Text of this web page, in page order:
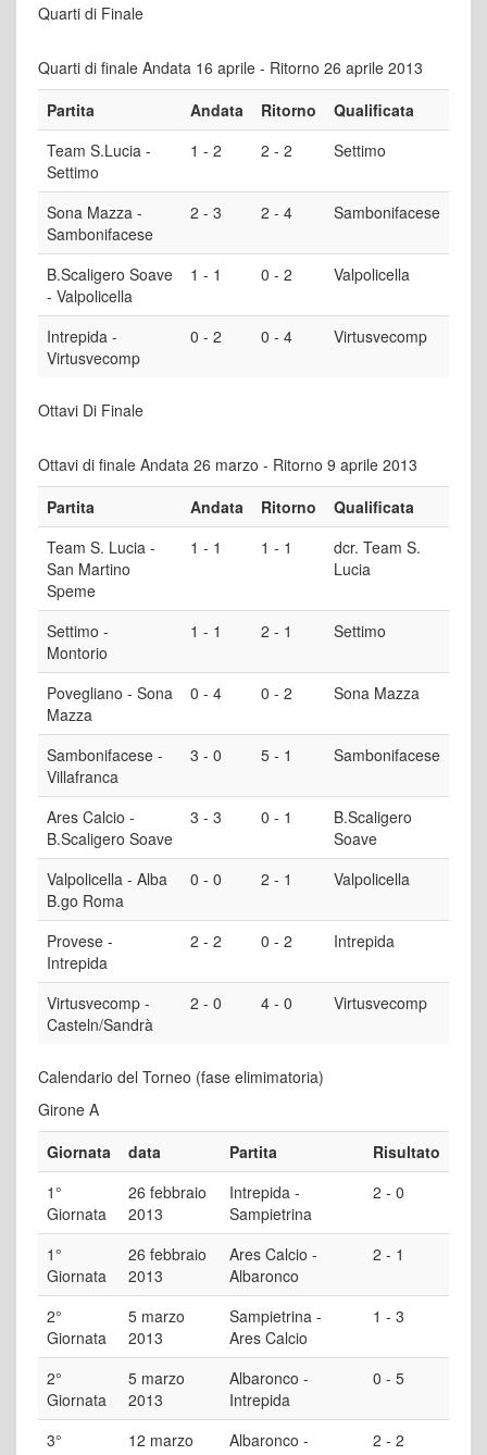
Quarti di Finale
Quarti di finale Andata 16 aprile - Ritorno 26 aprile 2013
Partita
Andata Ritorno
Qualificata
Team S.Lucia -
Settimo
1 - 2 2 - 2 Settimo
Sona Mazza -
Sambonifacese
2 - 3 2 - 4 Sambonifacese
B.Scaligero Soave
- Valpolicella
1 - 1 0 - 2 Valpolicella
Intrepida -
Virtusvecomp
0 - 2 0 - 4 Virtusvecomp
Ottavi Di Finale
Ottavi di finale Andata 26 marzo - Ritorno 9 aprile 2013
Partita
Andata Ritorno
Qualificata
Team S. Lucia -
San Martino
Speme
1 - 1 1 - 1
dcr. Team S.
Lucia
Settimo -
Montorio
1 - 1 2 - 1 Settimo
Povegliano - Sona
Mazza
0 - 4 0 - 2 Sona Mazza
Sambonifacese -
Villafranca
3 - 0 5 - 1 Sambonifacese
Ares Calcio -
B.Scaligero Soave
3 - 3 0 - 1
B.Scaligero
Soave
Valpolicella - Alba
B.go Roma
0 - 0 2 - 1 Valpolicella
Provese -
Intrepida
2 - 2 0 - 2 Intrepida
Virtusvecomp -
Casteln/Sandrà
2 - 0 4 - 0 Virtusvecomp
Calendario del Torneo (fase elimimatoria)
Girone A
Giornata
data Partita
Risultato
1°
Giornata
26 febbraio
2013
Intrepida -
Sampietrina
2 - 0
1°
Giornata
26 febbraio
2013
Ares Calcio -
Albaronco
2 - 1
2°
Giornata
5 marzo
2013
Sampietrina -
Ares Calcio
1 - 3
2°
Giornata
5 marzo
2013
Albaronco -
Intrepida
0 - 5
3°
12 marzo
Albaronco -
2 - 2